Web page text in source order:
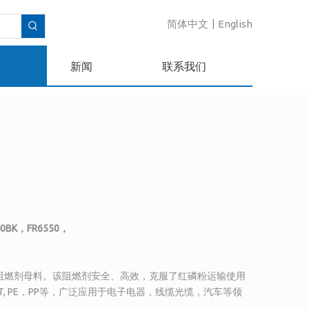
简体中文 English
新闻 联系我们
，FR6550，
剂母料。该阻燃剂安全、高效，克服了红磷粉运输使用
，PP等，广泛应用于电子电器，线缆光缆，汽车等领